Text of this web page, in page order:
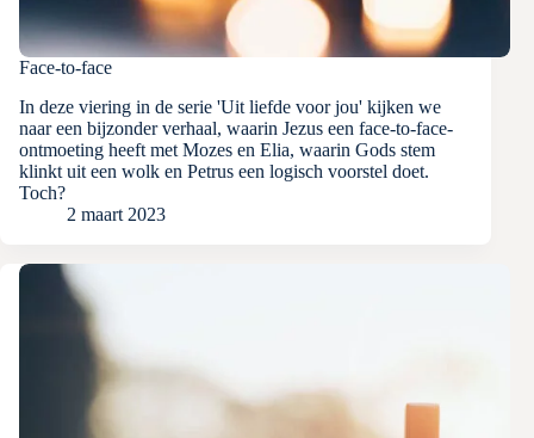
Face-to-face
In deze viering in de serie 'Uit liefde voor jou' kijken we
naar een bijzonder verhaal, waarin Jezus een face-to-face-
ontmoeting heeft met Mozes en Elia, waarin Gods stem
klinkt uit een wolk en Petrus een logisch voorstel doet.
Toch?
2 maart 2023